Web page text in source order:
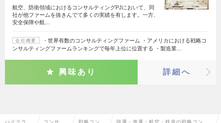
航空、防衛領域におけるコンサルティングPJにおいて、同
社が他ファームを抜きんでて多くの実績を有します。一方、
安全保障や航…
会社概要
・世界有数のコンサルティングファーム ・アメリカにおける戦略コ
ンサルティングファームランキングで毎年上位に位置する ・製造業…
興味あり 詳細へ
ハイクラス コンサル 戦略コンサ 陸運・海運・航空・鉄道の戦略コンサ